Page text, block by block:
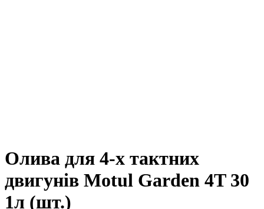
Олива для 4-х тактних
двигунів Motul Garden 4T 30
1л (шт.)